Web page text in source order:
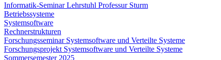
Informatik-Seminar Lehrstuhl Professur Sturm
Betriebssysteme
Systemsoftware
Rechnerstrukturen
Forschungsseminar Systemsoftware und Verteilte Systeme
Forschungsprojekt Systemsoftware und Verteilte Systeme
Sommersemester 2025